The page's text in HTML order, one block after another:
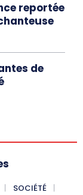
reportée
de
SOCIÉTÉ